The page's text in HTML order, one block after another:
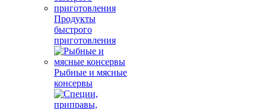
Продукты
быстрого
приготовления
Рыбные и мясные
консервы